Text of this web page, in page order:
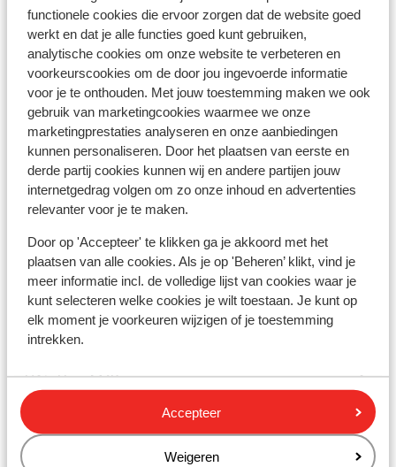
functionele cookies die ervoor zorgen dat de website goed
werkt en dat je alle functies goed kunt gebruiken,
analytische cookies om onze website te verbeteren en
voorkeurscookies om de door jou ingevoerde informatie
voor je te onthouden. Met jouw toestemming maken we ook
gebruik van marketingcookies waarmee we onze
marketingprestaties analyseren en onze aanbiedingen
kunnen personaliseren. Door het plaatsen van eerste en
derde partij cookies kunnen wij en andere partijen jouw
internetgedrag volgen om zo onze inhoud en advertenties
relevanter voor je te maken.
Door op 'Accepteer' te klikken ga je akkoord met het
plaatsen van alle cookies. Als je op 'Beheren’ klikt, vind je
meer informatie incl. de volledige lijst van cookies waar je
kunt selecteren welke cookies je wilt toestaan. Je kunt op
elk moment je voorkeuren wijzigen of je toestemming
intrekken.
Accepteer
Weigeren
Résidence l'Alpeggio
Chalet Grizzly
Base Camp Lodge Les Deux Alpes
Hôtel Belambra L’Orée des Pistes
Hotel Chamois Lodge
The People Les 2 Alpes
Hôtel Les Mélèzes
Chalet Les Arolles